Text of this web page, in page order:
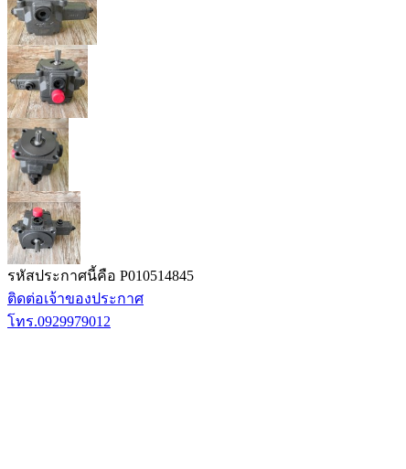
รหัสประกาศนี้คือ P010514845
ติดต่อเจ้าของประกาศ
โทร.0929979012